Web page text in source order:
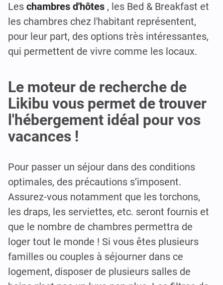
Les chambres d'hôtes , les Bed & Breakfast et
les chambres chez l'habitant représentent,
pour leur part, des options très intéressantes,
qui permettent de vivre comme les locaux.
Le moteur de recherche de
Likibu vous permet de trouver
l'hébergement idéal pour vos
vacances !
Pour passer un séjour dans des conditions
optimales, des précautions s’imposent.
Assurez-vous notamment que les torchons,
les draps, les serviettes, etc. seront fournis et
que le nombre de chambres permettra de
loger tout le monde ! Si vous êtes plusieurs
familles ou couples à séjourner dans ce
logement, disposer de plusieurs salles de